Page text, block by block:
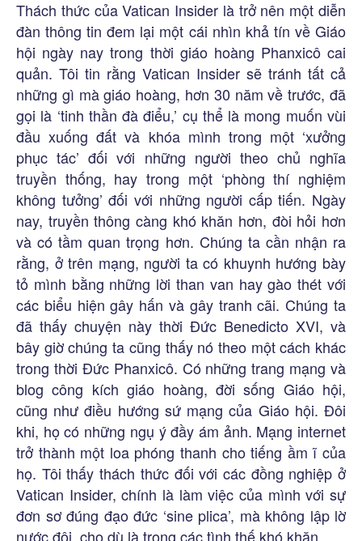
Thách thức của Vatican Insider là trở nên một diễn
đàn thông tin đem lại một cái nhìn khả tín về Giáo
hội ngày nay trong thời giáo hoàng Phanxicô cai
quản. Tôi tin rằng Vatican Insider sẽ tránh tất cả
những gì mà giáo hoàng, hơn 30 năm về trước, đã
gọi là ‘tinh thần đà điểu,’ cụ thể là mong muốn vùi
đầu xuống đất và khóa mình trong một ‘xưởng
phục tác’ đối với những người theo chủ nghĩa
truyền thống, hay trong một ‘phòng thí nghiệm
không tưởng’ đối với những người cấp tiến. Ngày
nay, truyền thông càng khó khăn hơn, đòi hỏi hơn
và có tầm quan trọng hơn. Chúng ta cần nhận ra
rằng, ở trên mạng, người ta có khuynh hướng bày
tỏ mình bằng những lời than van hay gào thét với
các biểu hiện gây hấn và gây tranh cãi. Chúng ta
đã thấy chuyện này thời Đức Benedicto XVI, và
bây giờ chúng ta cũng thấy nó theo một cách khác
trong thời Đức Phanxicô. Có những trang mạng và
blog công kích giáo hoàng, đời sống Giáo hội,
cũng như điều hướng sứ mạng của Giáo hội. Đôi
khi, họ có những ngụ ý đầy ám ảnh. Mạng internet
trở thành một loa phóng thanh cho tiếng ầm ĩ của
họ. Tôi thấy thách thức đối với các đồng nghiệp ở
Vatican Insider, chính là làm việc của mình với sự
đơn sơ đúng đạo đức ‘sine plica’, mà không lập lờ
nước đôi, cho dù là trong các tình thế khó khăn.